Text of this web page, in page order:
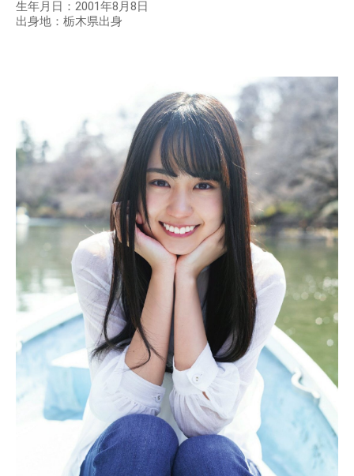
生年月日：2001年8月8日
出身地：栃木県出身